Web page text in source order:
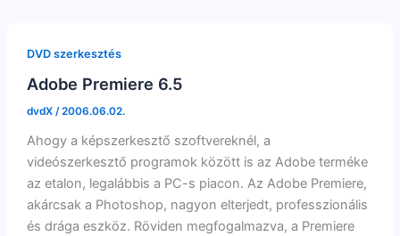
DVD szerkesztés
Adobe Premiere 6.5
dvdX /2006.06.02.
Ahogy a képszerkesztő szoftvereknél, a
videószerkesztő programok között is az Adobe terméke
az etalon, legalábbis a PC-s piacon. Az Adobe Premiere,
akárcsak a Photoshop, nagyon elterjedt, professzionális
és drága eszköz. Röviden megfogalmazva, a Premiere